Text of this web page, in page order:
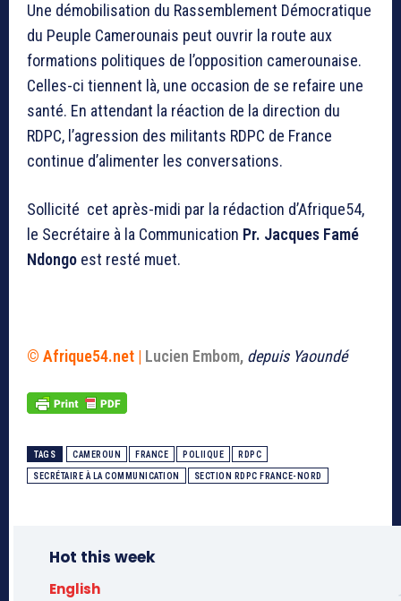
Une démobilisation du Rassemblement Démocratique
du Peuple Camerounais peut ouvrir la route aux
formations politiques de l’opposition camerounaise.
Celles-ci tiennent là, une occasion de se refaire une
santé. En attendant la réaction de la direction du
RDPC, l’agression des militants RDPC de France
continue d’alimenter les conversations.
Sollicité cet après-midi par la rédaction d’Afrique54,
le Secrétaire à la Communication Pr. Jacques Famé
Ndongo est resté muet.
© Afrique54.net | Lucien Embom, depuis Yaoundé
TAGS CAMEROUN FRANCE POLIIQUE RDPC
SECRÉTAIRE À LA COMMUNICATION SECTION RDPC FRANCE-NORD
Hot this week
English